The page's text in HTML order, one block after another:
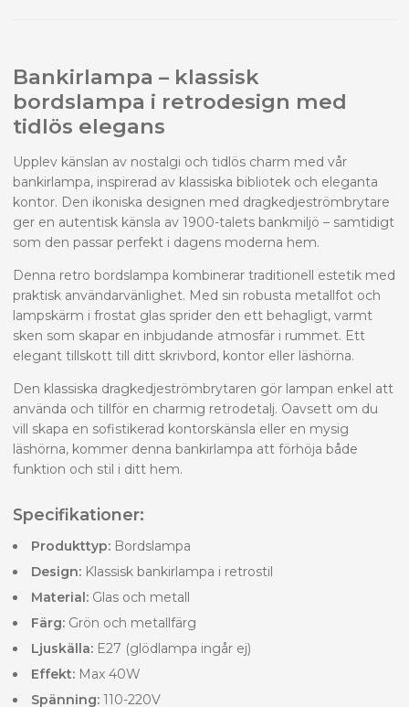
Bankirlampa – klassisk
bordslampa i retrodesign med
tidlös elegans
Upplev känslan av nostalgi och tidlös charm med vår
bankirlampa, inspirerad av klassiska bibliotek och eleganta
kontor. Den ikoniska designen med dragkedjeströmbrytare
ger en autentisk känsla av 1900-talets bankmiljö – samtidigt
som den passar perfekt i dagens moderna hem.
Denna retro bordslampa kombinerar traditionell estetik med
praktisk användarvänlighet. Med sin robusta metallfot och
lampskärm i frostat glas sprider den ett behagligt, varmt
sken som skapar en inbjudande atmosfär i rummet. Ett
elegant tillskott till ditt skrivbord, kontor eller läshörna.
Den klassiska dragkedjeströmbrytaren gör lampan enkel att
använda och tillför en charmig retrodetalj. Oavsett om du
vill skapa en sofistikerad kontorskänsla eller en mysig
läshörna, kommer denna bankirlampa att förhöja både
funktion och stil i ditt hem.
Specifikationer:
Produkttyp: Bordslampa
Design: Klassisk bankirlampa i retrostil
Material: Glas och metall
Färg: Grön och metallfärg
Ljuskälla: E27 (glödlampa ingår ej)
Effekt: Max 40W
Spänning: 110-220V